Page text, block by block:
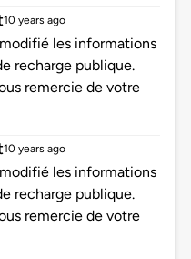
10 years ago
les informations
recharge publique.
remercie de votre
10 years ago
les informations
recharge publique.
remercie de votre